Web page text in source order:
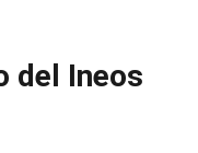
del Ineos